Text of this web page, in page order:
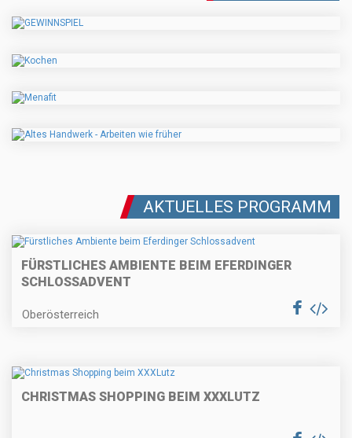
AKTUELLES PROGRAMM
FÜRSTLICHES AMBIENTE BEIM EFERDINGER
SCHLOSSADVENT
Oberösterreich
CHRISTMAS SHOPPING BEIM XXXLUTZ